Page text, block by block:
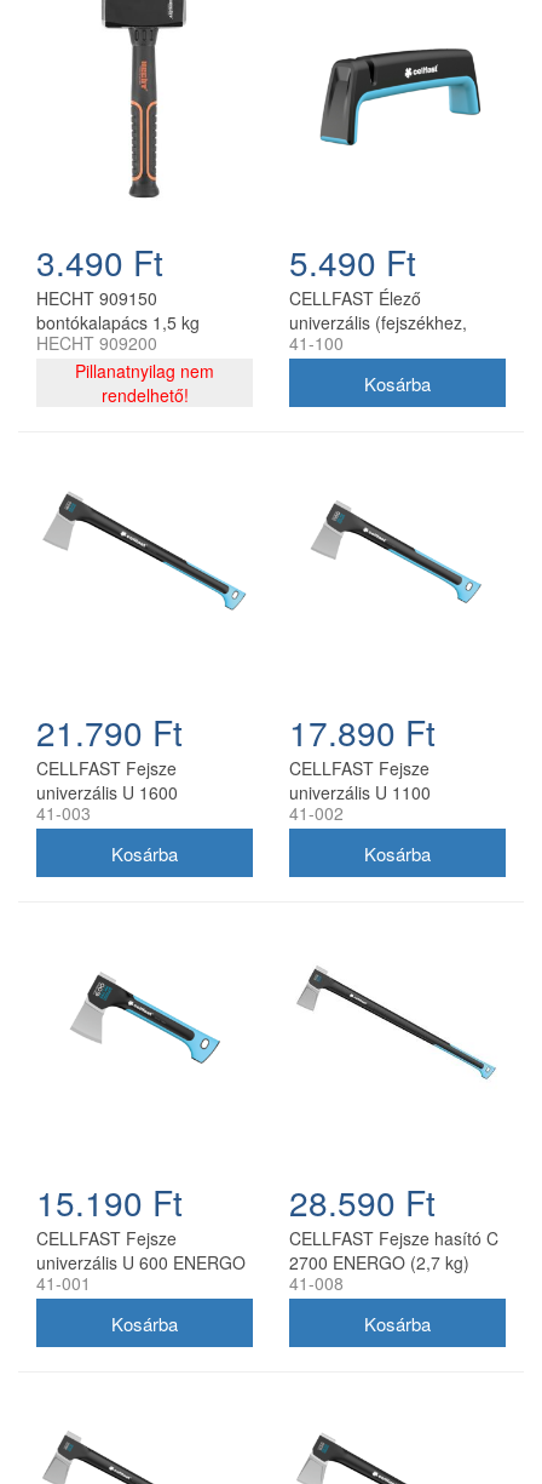
3.490 Ft
HECHT 909150
bontókalapács 1,5 kg
HECHT 909200
Pillanatnyilag nem
rendelhető!
5.490 Ft
CELLFAST Élező
univerzális (fejszékhez,
késekhez, ollókhoz)
41-100
21.790 Ft
CELLFAST Fejsze
univerzális U 1600
ENERGO (1,6 kg)
41-003
17.890 Ft
CELLFAST Fejsze
univerzális U 1100
ENERGO (1,1 kg)
41-002
15.190 Ft
CELLFAST Fejsze
univerzális U 600 ENERGO
(0,6 kg)
41-001
28.590 Ft
CELLFAST Fejsze hasító C
2700 ENERGO (2,7 kg)
41-008